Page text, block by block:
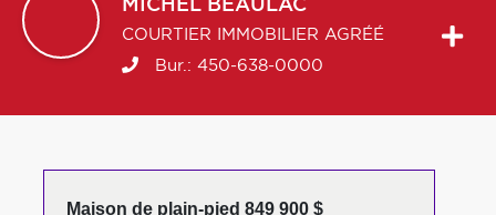
MICHEL BEAULAC
COURTIER IMMOBILIER AGRÉÉ
Bur.: 450-638-0000
Maison de plain-pied 849 900 $